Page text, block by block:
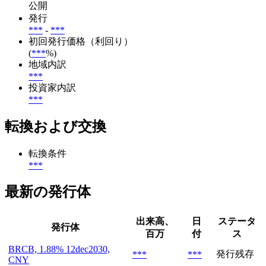
公開
発行
*** - ***
初回発行価格（利回り）
(***%)
地域内訳
***
投資家内訳
***
転換および交換
転換条件
***
最新の発行体
発行体
出来高、
百万
日
付
ステータ
ス
BRCB, 1.88% 12dec2030,
CNY
*** *** 発行残存